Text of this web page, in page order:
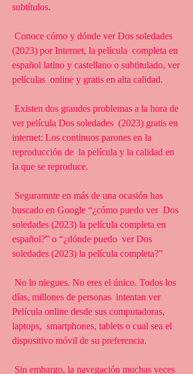
subtítulos.
(2023) por Internet, la película  completa en
español latino y castellano o subtitulado, ver
películas  online y gratis en alta calidad.
ver película Dos soledades  (2023) gratis en
internet: Los continuos parones en la
reproducción de  la película y la calidad en
la que se reproduce.
buscado en Google “¿cómo puedo ver  Dos
soledades (2023) la película completa en
español?” o “¿dónde puedo  ver Dos
soledades (2023) la película completa?”
días, millones de personas  intentan ver
Película online desde sus computadoras,
laptops,  smartphones, tablets o cual sea el
dispositivo móvil de su preferencia.